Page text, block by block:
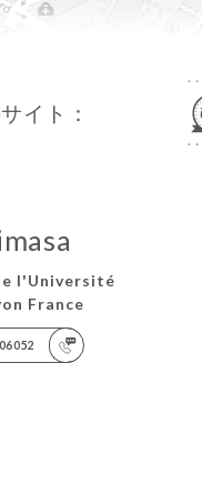
イト：
l'Université
France